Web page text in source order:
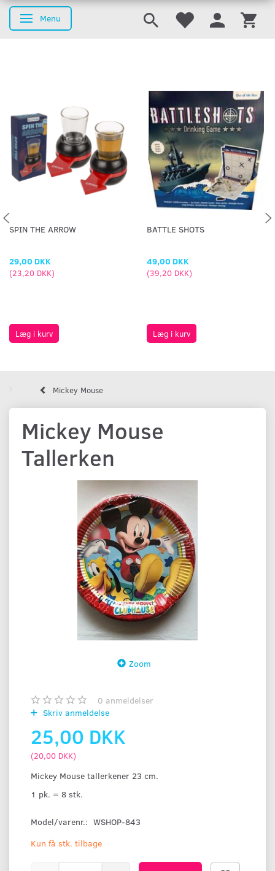
Skifte navigation
Menu
SPIN THE ARROW
29,00 DKK
(23,20 DKK)
Læg i kurv
BATTLE SHOTS
49,00 DKK
(39,20 DKK)
Læg i kurv
Mickey Mouse
Mickey Mouse
Tallerken
Zoom
0 anmeldelser
Skriv anmeldelse
25,00 DKK
(20,00 DKK)
Mickey Mouse tallerkener 23 cm.
1 pk. = 8 stk.
Model/varenr.: WSHOP-843
Kun få stk. tilbage